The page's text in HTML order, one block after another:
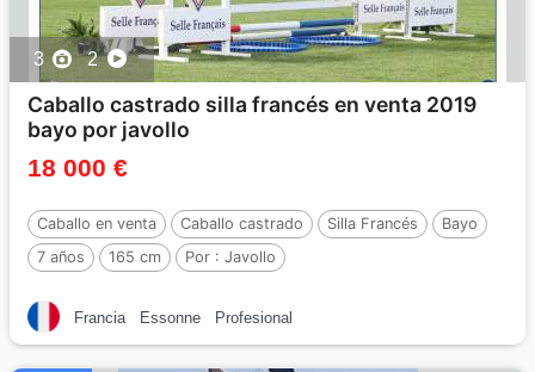
3 2
Caballo castrado silla francés en venta 2019
bayo por javollo
18 000 €
Caballo en venta Caballo castrado Silla Francés
Bayo
7 años
165 cm Por : Javollo
Francia Essonne Profesional